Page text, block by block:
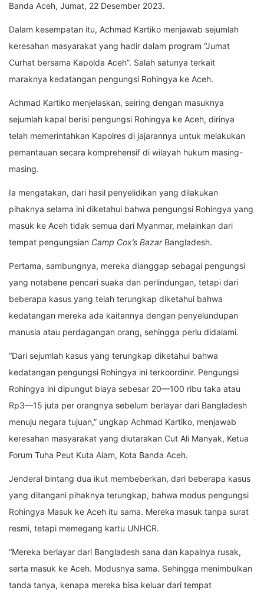
Banda Aceh, Jumat, 22 Desember 2023.
Dalam kesempatan itu, Achmad Kartiko menjawab sejumlah
keresahan masyarakat yang hadir dalam program “Jumat
Curhat bersama Kapolda Aceh”. Salah satunya terkait
maraknya kedatangan pengungsi Rohingya ke Aceh.
Achmad Kartiko menjelaskan, seiring dengan masuknya
sejumlah kapal berisi pengungsi Rohingya ke Aceh, dirinya
telah memerintahkan Kapolres di jajarannya untuk melakukan
pemantauan secara komprehensif di wilayah hukum masing-
masing.
Ia mengatakan, dari hasil penyelidikan yang dilakukan
pihaknya selama ini diketahui bahwa pengungsi Rohingya yang
masuk ke Aceh tidak semua dari Myanmar, melainkan dari
tempat pengungsian Camp Cox’s BazarBangladesh.
Pertama, sambungnya, mereka dianggap sebagai pengungsi
yang notabene pencari suaka dan perlindungan, tetapi dari
beberapa kasus yang telah terungkap diketahui bahwa
kedatangan mereka ada kaitannya dengan penyelundupan
manusia atau perdagangan orang, sehingga perlu didalami.
“Dari sejumlah kasus yang terungkap diketahui bahwa
kedatangan pengungsi Rohingya ini terkoordinir. Pengungsi
Rohingya ini dipungut biaya sebesar 20—100 ribu taka atau
Rp3—15 juta per orangnya sebelum berlayar dari Bangladesh
menuju negara tujuan,” ungkap Achmad Kartiko, menjawab
keresahan masyarakat yang diutarakan Cut Ali Manyak, Ketua
Forum Tuha Peut Kuta Alam, Kota Banda Aceh.
Jenderal bintang dua ikut membeberkan, dari beberapa kasus
yang ditangani pihaknya terungkap, bahwa modus pengungsi
Rohingya Masuk ke Aceh itu sama. Mereka masuk tanpa surat
resmi, tetapi memegang kartu UNHCR.
“Mereka berlayar dari Bangladesh sana dan kapalnya rusak,
serta masuk ke Aceh. Modusnya sama. Sehingga menimbulkan
tanda tanya, kenapa mereka bisa keluar dari tempat